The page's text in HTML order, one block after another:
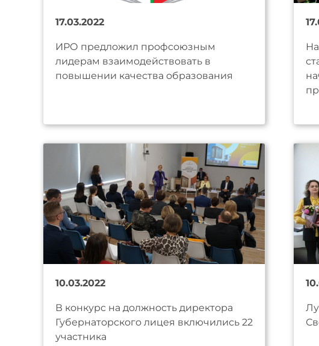
17.03.2022
ИРО предложил профсоюзным
лидерам взаимодействовать в
повышении качества образования
10.03.2022
В конкурс на должность директора
Губернаторского лицея включились 22
участника